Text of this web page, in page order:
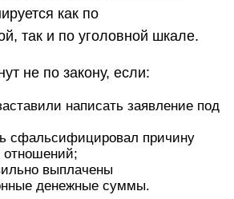
как по
так и по уголовной шкале.
не по закону, если:
написать заявление под
сфальсифицировал причину
отношений;
выплачены
денежные суммы.